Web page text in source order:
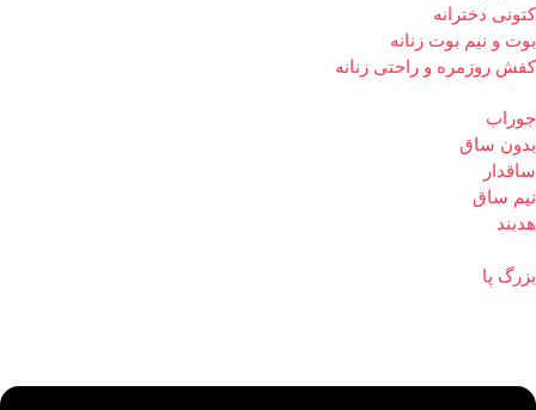
کتونی دخترانه
بوت و نیم بوت زنانه
کفش روزمره و راحتی زنانه
جوراب
بدون ساق
ساقدار
نیم ساق
هدبند
بزرگ پا